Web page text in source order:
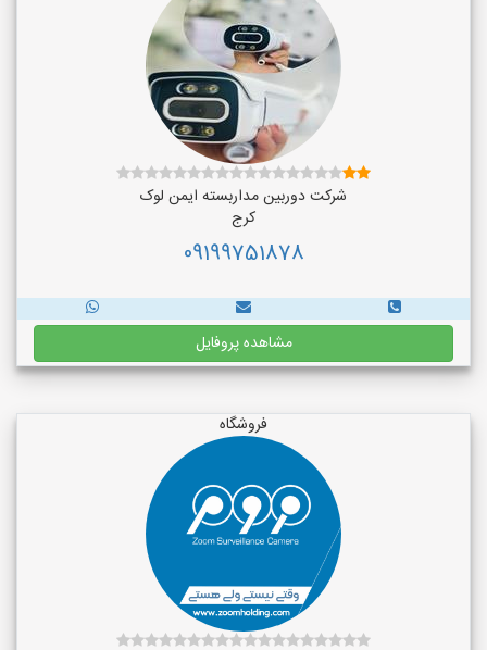
شرکت دوربین مداربسته ایمن لوک
کرج
09199751878
مشاهده پروفایل
فروشگاه